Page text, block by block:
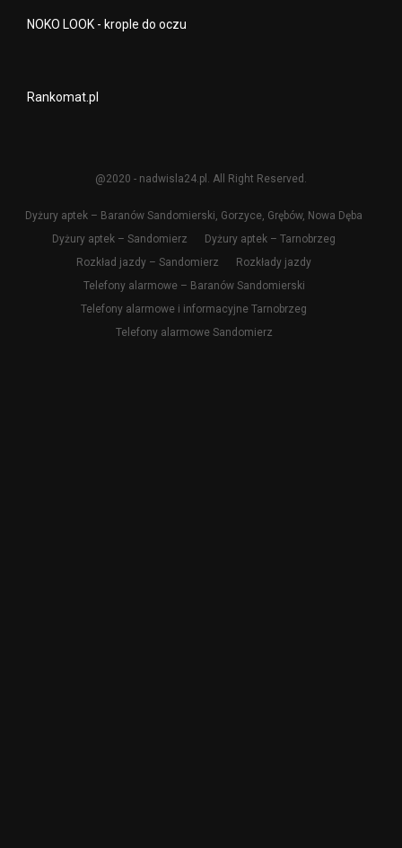
NOKO LOOK - krople do oczu
Rankomat.pl
@2020 - nadwisla24.pl. All Right Reserved.
Dyżury aptek – Baranów Sandomierski, Gorzyce, Grębów, Nowa Dęba
Dyżury aptek – Sandomierz
Dyżury aptek – Tarnobrzeg
Rozkład jazdy – Sandomierz
Rozkłady jazdy
Telefony alarmowe – Baranów Sandomierski
Telefony alarmowe i informacyjne Tarnobrzeg
Telefony alarmowe Sandomierz